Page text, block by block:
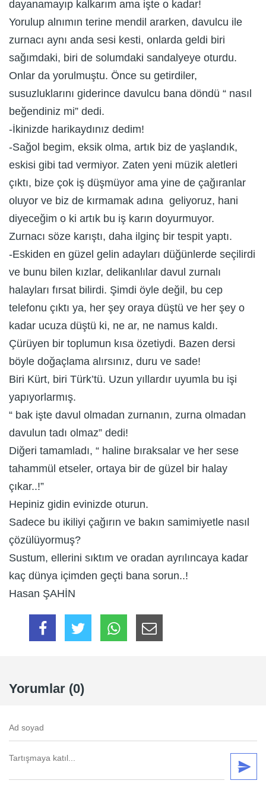
dayanamayıp kalkarım ama işte o kadar!
Yorulup alnımın terine mendil ararken, davulcu ile
zurnacı aynı anda sesi kesti, onlarda geldi biri
sağımdaki, biri de solumdaki sandalyeye oturdu.
Onlar da yorulmuştu. Önce su getirdiler,
susuzluklarını giderince davulcu bana döndü “ nasıl
beğendiniz mi” dedi.
-İkinizde harikaydınız dedim!
-Sağol begim, eksik olma, artık biz de yaşlandık,
eskisi gibi tad vermiyor. Zaten yeni müzik aletleri
çıktı, bize çok iş düşmüyor ama yine de çağıranlar
oluyor ve biz de kırmamak adına geliyoruz, hani
diyeceğim o ki artık bu iş karın doyurmuyor.
Zurnacı söze karıştı, daha ilginç bir tespit yaptı.
-Eskiden en güzel gelin adayları düğünlerde seçilirdi
ve bunu bilen kızlar, delikanlılar davul zurnalı
halayları fırsat bilirdi. Şimdi öyle değil, bu cep
telefonu çıktı ya, her şey oraya düştü ve her şey o
kadar ucuza düştü ki, ne ar, ne namus kaldı.
Çürüyen bir toplumun kısa özetiydi. Bazen dersi
böyle doğaçlama alırsınız, duru ve sade!
Biri Kürt, biri Türk’tü. Uzun yıllardır uyumla bu işi
yapıyorlarmış.
“ bak işte davul olmadan zurnanın, zurna olmadan
davulun tadı olmaz” dedi!
Diğeri tamamladı, “ haline bıraksalar ve her sese
tahammül etseler, ortaya bir de güzel bir halay
çıkar..!”
Hepiniz gidin evinizde oturun.
Sadece bu ikiliyi çağırın ve bakın samimiyetle nasıl
çözülüyormuş?
Sustum, ellerini sıktım ve oradan ayrılıncaya kadar
kaç dünya içimden geçti bana sorun..!
Hasan ŞAHİN
Yorumlar (0)